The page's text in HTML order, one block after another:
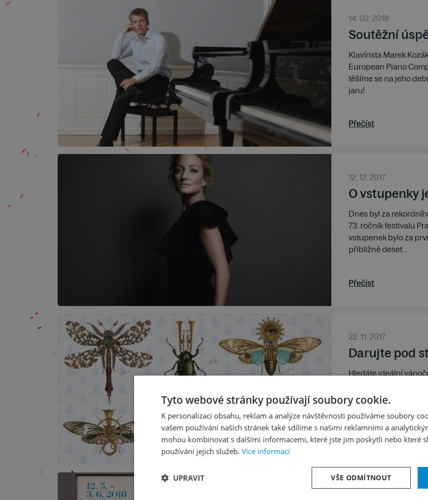
14. 02. 2018
Soutěžní
Klavírista Marek
European Piano
těšíme se na jeho
jaru!
Přečíst
12. 12. 2017
O vstupenky
Dnes byl za
73. ročník festivalu
vstupenek bylo za
přibližně deset...
Přečíst
22. 11. 2017
Darujte pod
Hledáte ideální
Vašim blízkým líbit?
Vás! Dárkové
Přečíst
Tyto webové stránky používají soubory cookie.
K personalizaci obsahu, reklam a analýze návštěvnosti používáme soubory
vašem používání našich stránek také sdílíme s našimi reklamními a
mohou kombinovat s dalšími informacemi, které jste jim poskytli nebo které
používání jejich služeb. Více informací
VŠE ODMÍTNOUT
UPRAVIT